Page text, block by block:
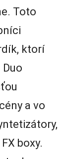
Toto
ktorí
a vo
boxy.